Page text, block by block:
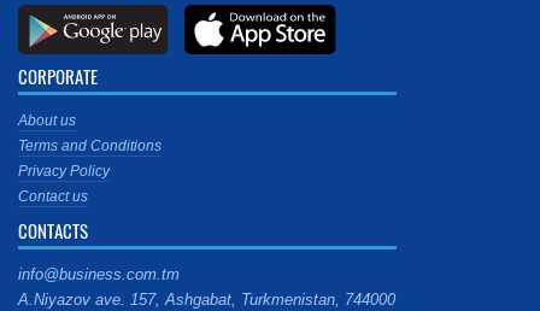
CORPORATE
About us
Terms and Conditions
Privacy Policy
Contact us
CONTACTS
info@business.com.tm
A.Niyazov ave. 157, Ashgabat, Turkmenistan, 744000